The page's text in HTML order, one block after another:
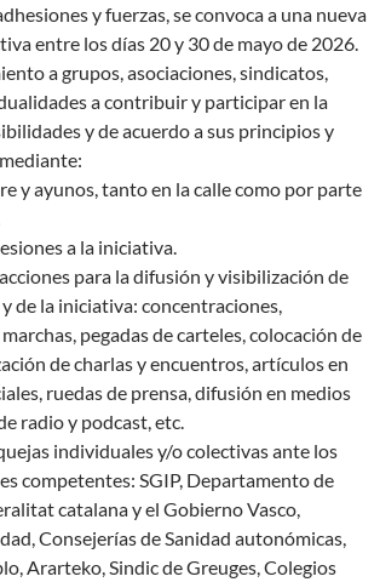
y fuerzas, se convoca a una nueva
entre los días 20 y 30 de mayo de 2026.
a grupos, asociaciones, sindicatos,
a contribuir y participar en la
y de acuerdo a sus principios y
y ayunos, tanto en la calle como por parte
a la iniciativa.
para la difusión y visibilización de
de la iniciativa: concentraciones,
pegadas de carteles, colocación de
de charlas y encuentros, artículos en
ruedas de prensa, difusión en medios
radio y podcast, etc.
individuales y/o colectivas ante los
competentes: SGIP, Departamento de
catalana y el Gobierno Vasco,
Consejerías de Sanidad autonómicas,
Ararteko, Sindic de Greuges, Colegios